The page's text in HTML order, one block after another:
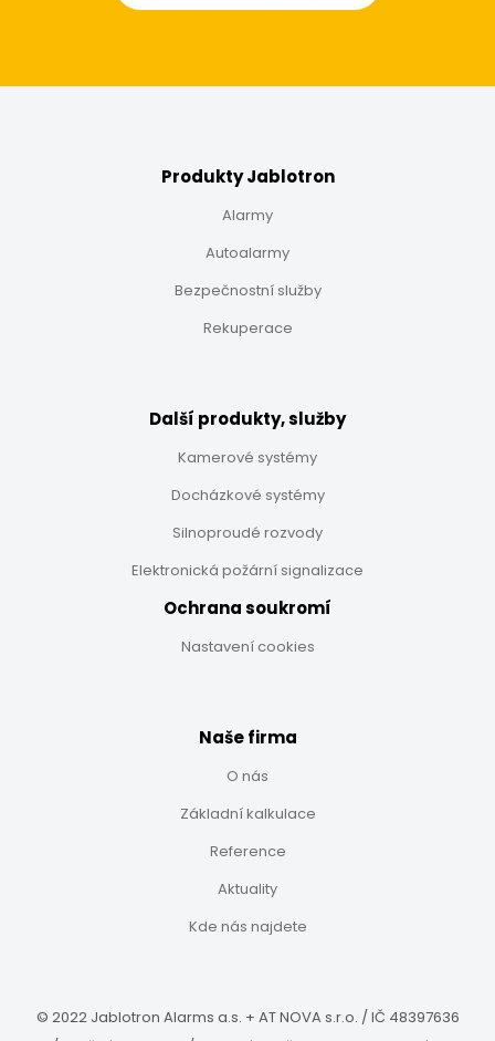
Produkty Jablotron
Alarmy
Autoalarmy
Bezpečnostní služby
Rekuperace
Další produkty, služby
Kamerové systémy
Docházkové systémy
Silnoproudé rozvody
Elektronická požární signalizace
Ochrana soukromí
Nastavení cookies
Naše firma
O nás
Základní kalkulace
Reference
Aktuality
Kde nás najdete
© 2022 Jablotron Alarms a.s. + AT NOVA s.r.o. / IČ 48397636